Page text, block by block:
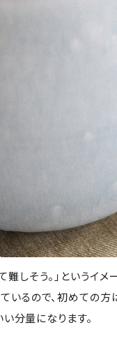
しそう。」というイ
いるので、初めての
分量になります。